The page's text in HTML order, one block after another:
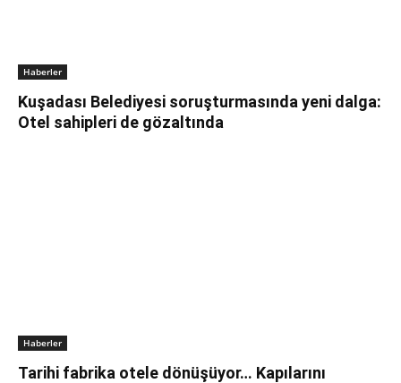
Haberler
Kuşadası Belediyesi soruşturmasında yeni dalga:
Otel sahipleri de gözaltında
Haberler
Tarihi fabrika otele dönüşüyor… Kapılarını